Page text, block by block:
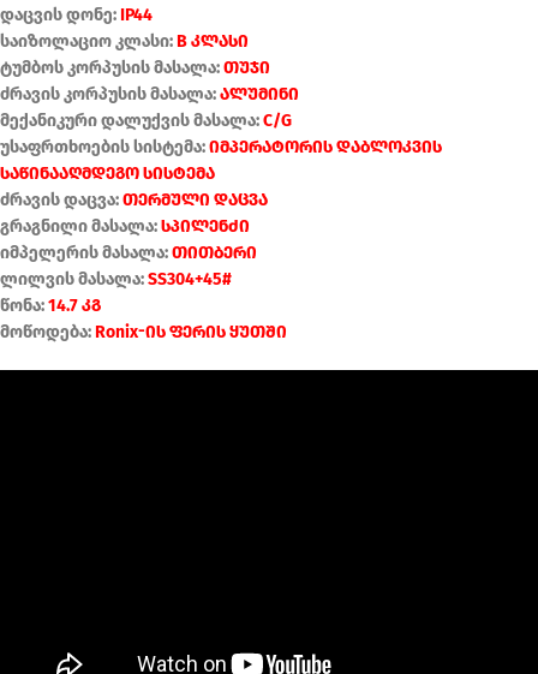
დაცვის დონე:IP44
საიზოლაციო კლასი:B კლასი
ტუმბოს კორპუსის მასალა:თუჯი
ძრავის კორპუსის მასალა:ალუმინი
მექანიკური დალუქვის მასალა:C/G
უსაფრთხოების სისტემა:იმპერატორის დაბლოკვის
საწინააღმდეგო სისტემა
ძრავის დაცვა:თერმული დაცვა
გრაგნილი მასალა:სპილენძი
იმპელერის მასალა:თითბერი
ლილვის მასალა:SS304+45#
წონა:14.7 კგ
მოწოდება:Ronix-ის ფერის ყუთში